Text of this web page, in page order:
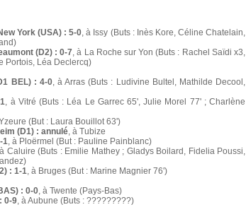
York (USA) : 5-0, à Issy (Buts : Inès Kore, Céline Chatelain,
(D2) : 0-7, à La Roche sur Yon (Buts : Rachel Saïdi x3,
Portois, Léa Declercq)
BEL) : 4-0, à Arras (Buts : Ludivine Bultel, Mathilde Decool,
, à Vitré (Buts : Léa Le Garrec 65', Julie Morel 77' ; Charlène
(But : Laura Bouillot 63')
(D1) : annulé, à Tubize
1, à Ploërmel (But : Pauline Painblanc)
Caluire (Buts : Emilie Mathey ; Gladys Boilard, Fidelia Poussi,
: 1-1, à Bruges (But : Marine Magnier 76')
: 0-0, à Twente (Pays-Bas)
0-9, à Aubune (Buts : ?????????)